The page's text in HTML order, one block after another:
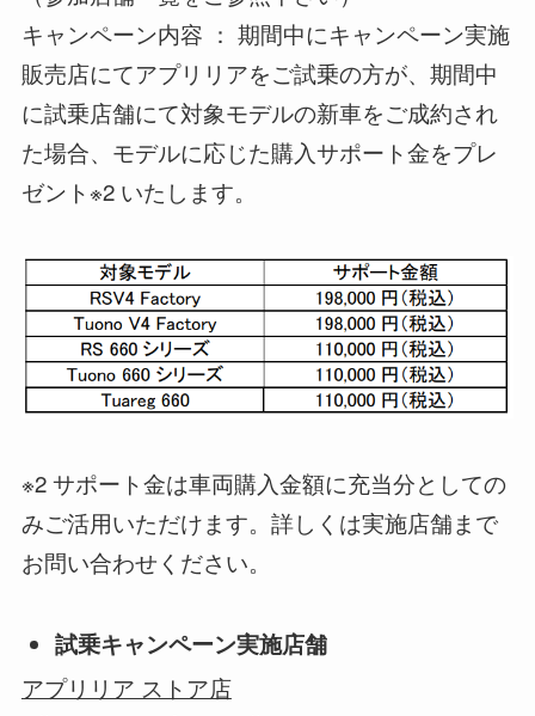
キャンペーン内容 ： 期間中にキャンペーン実施
販売店にてアプリリアをご試乗の方が、期間中
に試乗店舗にて対象モデルの新車をご成約され
た場合、モデルに応じた購入サポート金をプレ
ゼント※2 いたします。
※2 サポート金は車両購入金額に充当分としての
みご活用いただけます。詳しくは実施店舗まで
お問い合わせください。
試乗キャンペーン実施店舗
アプリリア ストア店